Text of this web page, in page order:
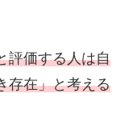
評価する人は自
存在」と考える